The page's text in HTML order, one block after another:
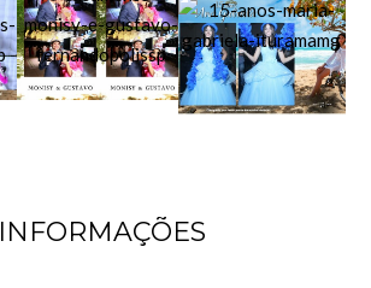
INFORMAÇÕES